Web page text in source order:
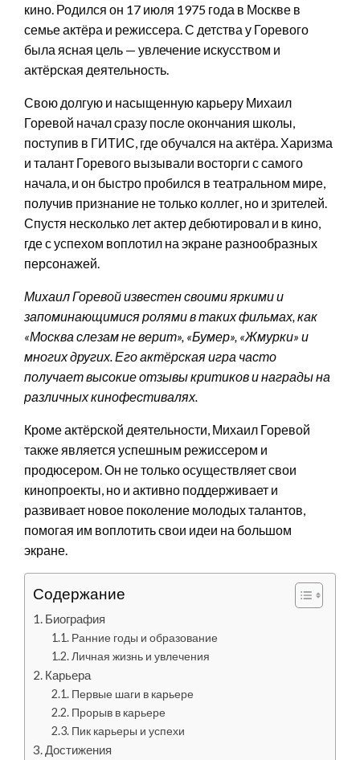
кино. Родился он 17 июля 1975 года в Москве в
семье актёра и режиссера. С детства у Горевого
была ясная цель — увлечение искусством и
актёрская деятельность.
Свою долгую и насыщенную карьеру Михаил
Горевой начал сразу после окончания школы,
поступив в ГИТИС, где обучался на актёра. Харизма
и талант Горевого вызывали восторги с самого
начала, и он быстро пробился в театральном мире,
получив признание не только коллег, но и зрителей.
Спустя несколько лет актер дебютировал и в кино,
где с успехом воплотил на экране разнообразных
персонажей.
Михаил Горевой известен своими яркими и
запоминающимися ролями в таких фильмах, как
«Москва слезам не верит», «Бумер», «Жмурки» и
многих других. Его актёрская игра часто
получает высокие отзывы критиков и награды на
различных кинофестивалях.
Кроме актёрской деятельности, Михаил Горевой
также является успешным режиссером и
продюсером. Он не только осуществляет свои
кинопроекты, но и активно поддерживает и
развивает новое поколение молодых талантов,
помогая им воплотить свои идеи на большом
экране.
Содержание
Биография
Ранние годы и образование
Личная жизнь и увлечения
Карьера
Первые шаги в карьере
Прорыв в карьере
Пик карьеры и успехи
Достижения